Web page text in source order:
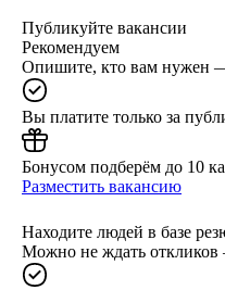
Публикуйте вакансии
Рекомендуем
Опишите, кто вам нужен —
Вы платите только за
Бонусом подберём до 10
Разместить вакансию
Находите людей в базе
Можно не ждать откликов